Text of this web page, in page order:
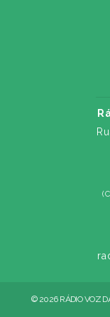
© 2026 RÁDIO VOZ